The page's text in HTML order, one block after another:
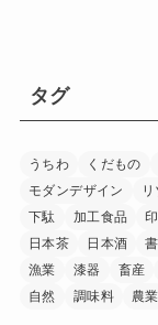
タグ
うちわ くだもの
モダンデザイン
下駄
加工食品
日本茶
日本酒
漁業
漆器 畜産
自然
調味料 農業